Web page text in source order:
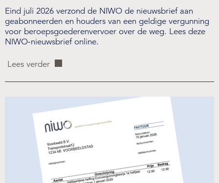
T +31 (0)70 399 20 11
E info@niwo.nl
Eind juli 2026 verzond de NIWO de nieuwsbrief aan
geabonneerden en houders van een geldige vergunning
voor beroepsgoederenvervoer over de weg. Lees deze
NIWO-nieuwsbrief online.
Lees verder